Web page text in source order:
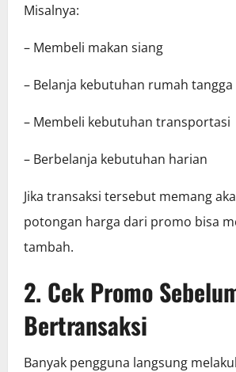
Misalnya:
– Membeli makan siang
– Belanja kebutuhan rumah tangga
– Membeli kebutuhan transportasi
– Berbelanja kebutuhan harian
Jika transaksi tersebut memang
potongan harga dari promo bisa
tambah.
2. Cek Promo
Bertransaksi
Banyak pengguna langsung